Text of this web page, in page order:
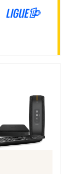
Engagement 12 mois